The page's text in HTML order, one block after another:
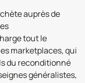
auprès de
tout le
marketplaces, qui
du reconditionné
généralistes,